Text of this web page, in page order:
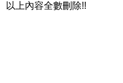
以上內容全數刪除!!